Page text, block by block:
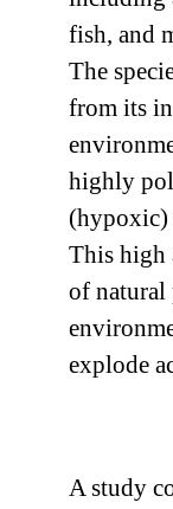
fish, and
The
from its
highly
(hypoxic)
This high
of natural
explode
A study